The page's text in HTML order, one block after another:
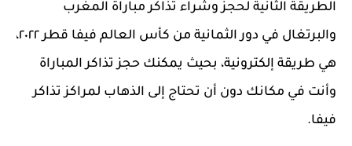
الطريقة الثانية لحجز وشراء تذاكر مباراة المغرب
والبرتغال في دور الثمانية من كأس العالم فيفا قطر ٢٠٢٢،
هي طريقة إلكترونية، بحيث يمكنك حجز تذاكر المباراة
وأنت في مكانك دون أن تحتاج إلى الذهاب لمراكز تذاكر
فيفا.